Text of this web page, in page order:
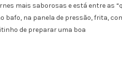
mais saborosas e está entre as
bafo, na panela de pressão, frita,
de preparar uma boa